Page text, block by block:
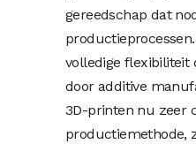
gereedschap dat
volledige flexibiliteit
door additive
3D-printen nu zeer
productiemethode,